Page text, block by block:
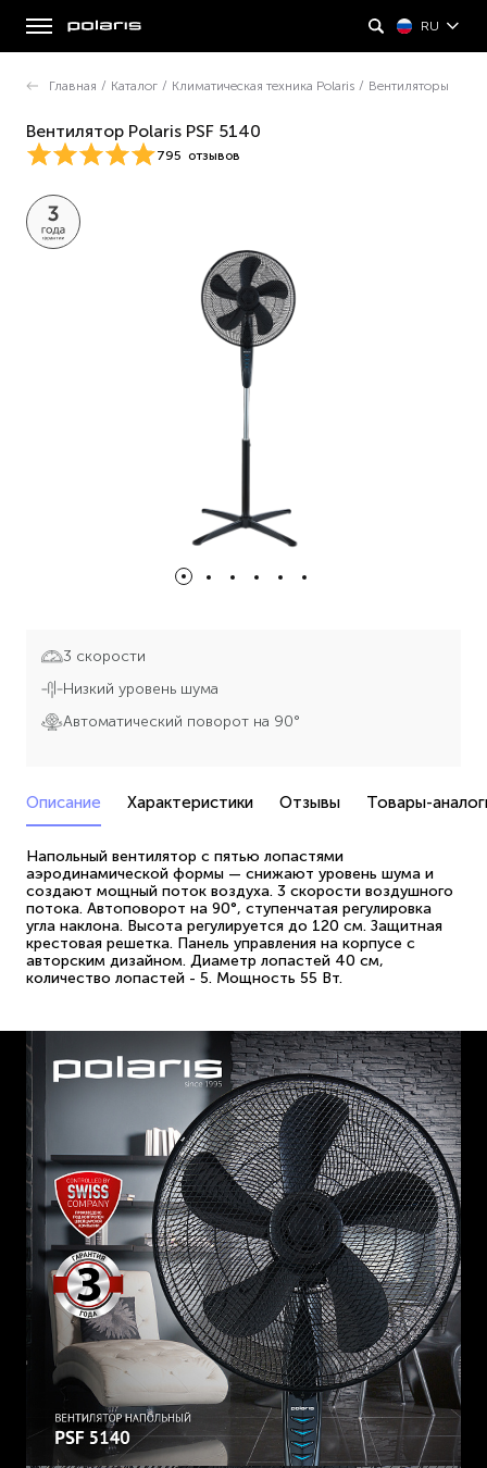
RU
Главная / Каталог / Климатическая техника Polaris / Вентиляторы
Вентилятор Polaris PSF 5140
795 отзывов
3 скорости
Низкий уровень шума
Автоматический поворот на 90°
Описание Характеристики Отзывы Товары-
Напольный вентилятор с пятью лопастями
аэродинамической формы — снижают уровень шума и
создают мощный поток воздуха. 3 скорости воздушного
потока. Автоповорот на 90°, ступенчатая регулировка
угла наклона. Высота регулируется до 120 см. Защитная
крестовая решетка. Панель управления на корпусе с
авторским дизайном. Диаметр лопастей 40 см,
количество лопастей - 5. Мощность 55 Вт.